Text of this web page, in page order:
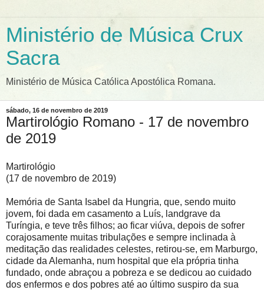
Ministério de Música Crux
Sacra
Ministério de Música Católica Apostólica Romana.
sábado, 16 de novembro de 2019
Martirológio Romano - 17 de novembro
de 2019
Martirológio
(17 de novembro de 2019)
Memória de Santa Isabel da Hungria, que, sendo muito
jovem, foi dada em casamento a Luís, landgrave da
Turíngia, e teve três filhos; ao ficar viúva, depois de sofrer
corajosamente muitas tribulações e sempre inclinada à
meditação das realidades celestes, retirou-se, em Marburgo,
cidade da Alemanha, num hospital que ela própria tinha
fundado, onde abraçou a pobreza e se dedicou ao cuidado
dos enfermos e dos pobres até ao último suspiro da sua